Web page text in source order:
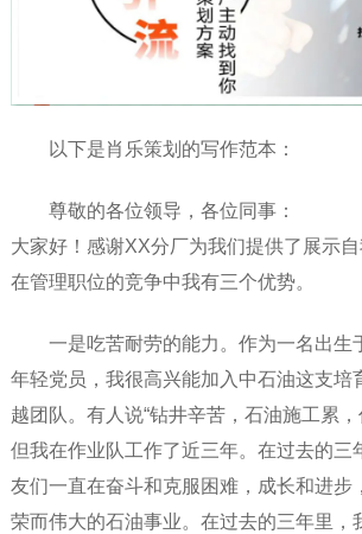
以下是肖乐策划的写作范本：
尊敬的各位领导，各位同事：
大家好！感谢XX分厂为我们提供了展示
在管理职位的竞争中我有三个优势。
一是吃苦耐劳的能力。作为一名出生
年轻党员，我很高兴能加入中石油这支培
越团队。有人说“钻井辛苦，石油施工累，
但我在作业队工作了近三年。在过去的三
友们一直在奋斗和克服困难，成长和进步
荣而伟大的石油事业。在过去的三年里，